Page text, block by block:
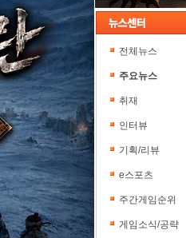
전체뉴스
주요뉴스
취재
인터뷰
기획/리뷰
e스포츠
주간게임순위
게임소식/공략